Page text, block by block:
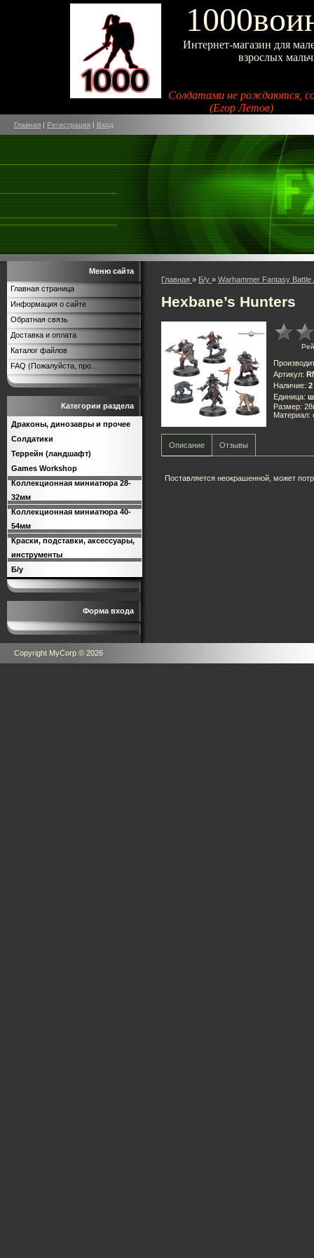
Интернет-магазин для
взрослых
Солдатами не рождаются,
(Егор Летов)
Главная | Регистрация | Вход
Меню сайта
Главная страница
Информация о сайте
Обратная связь
Доставка и оплата
Каталог файлов
FAQ (Пожалуйста, про...
Категории раздела
Драконы, динозавры и прочее
Солдатики
Террейн (ландшафт)
Games Workshop
Коллекционная миниатюра 28-
32мм
Коллекционная миниатюра 40-
54мм
Краски, подставки, аксессуары,
инструменты
Б/у
Форма входа
Главная » Б/у » Warhammer Fantasy Battle
Hexbane’s Hunters
Артикул:
Наличие: 2
Единица:
Размер:
Материал:
Описание Отзывы
Поставляется неокрашенной, может
Copyright MyCorp © 2026